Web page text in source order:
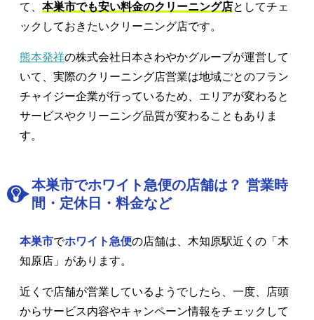
て、 本巣市でも安い料金のクリーニング店としてチェ
ックしておきたいクリーニング店です。
熊本発祥の株式会社日本さわやかグループが運営して
いて、実際のクリーニング店営業は地域ごとのフラン
チャイジー企業が行っているため、エリアが変わると
サービスやクリーニング品質が変わることもありま
す。
本巣市でホワイト急便の店舗は？ 営業時
間・定休日・料金など
本巣市でホワイト急便の店舗は、木知原駅近くの「木
知原店」があります。
近くで店舗が営業しているようでしたら、一度、店頭
からサービス内容やキャンペーン情報をチェックして